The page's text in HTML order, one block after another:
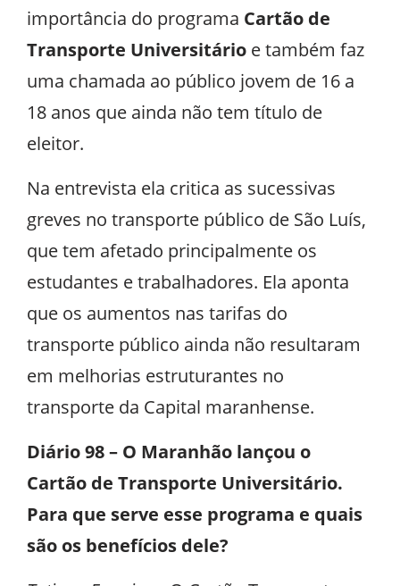
importância do programa Cartão de
Transporte Universitário e também faz
uma chamada ao público jovem de 16 a
18 anos que ainda não tem título de
eleitor.
Na entrevista ela critica as sucessivas
greves no transporte público de São Luís,
que tem afetado principalmente os
estudantes e trabalhadores. Ela aponta
que os aumentos nas tarifas do
transporte público ainda não resultaram
em melhorias estruturantes no
transporte da Capital maranhense.
Diário 98 – O Maranhão lançou o
Cartão de Transporte Universitário.
Para que serve esse programa e quais
são os benefícios dele?